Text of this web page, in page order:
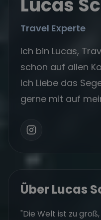
Lucas
Travel Experte
Ich bin Lucas,
schon auf allen
Ich Liebe das
gerne mit auf
Über Lucas
"Die Welt ist zu